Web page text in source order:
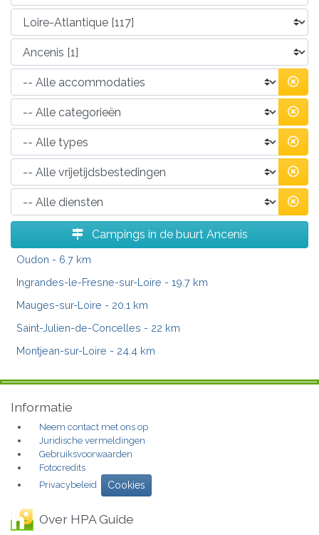
Campings in de buurt Ancenis
Oudon - 6.7 km
Ingrandes-le-Fresne-sur-Loire - 19.7 km
Mauges-sur-Loire - 20.1 km
Saint-Julien-de-Concelles - 22 km
Montjean-sur-Loire - 24.4 km
Informatie
Neem contact met ons op
Juridische vermeldingen
Gebruiksvoorwaarden
Fotocredits
Privacybeleid
Cookies
Over HPA Guide